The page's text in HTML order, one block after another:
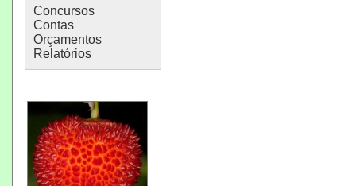
Concursos
Contas
Orçamentos
Relatórios